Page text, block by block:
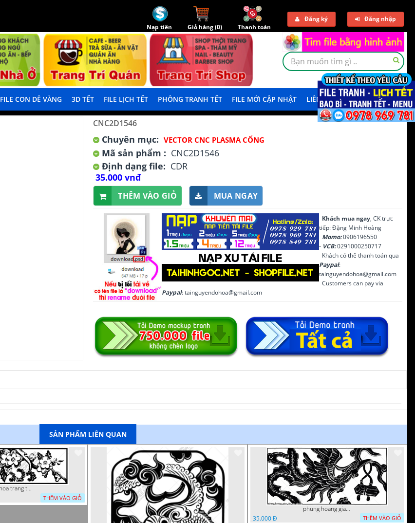
Nạp tiền Giỏ hàng (0) Thanh toán
Đăng ký Đăng nhập
FILE CON DÊ VÀNG 3D TẾT FILE LỊCH TẾT PHÔNG TRANH TẾT FILE MỚI CẬP NHẬT LIÊN HỆ TẢI DEMO
CNC2D1546
Chuyên mục: VECTOR CNC PLASMA CỔNG
Mã sản phẩm : CNC2D1546
Định dạng file: CDR
35.000 vnđ
THÊM VÀO GIỎ MUA NGAY
Khách mua ngay, CK trực
tiếp: Đặng Minh Hoàng
Momo:0906196550
- VCB:0291000250717
Khách có thể thanh toán qua
Paypal:
tainguyendohoa@gmail.com
Customers can pay via
Paypal: tainguyendohoa@gmail.com
SẢN PHẨM LIÊN QUAN
tranh hoa trang tri dep mat
THÊM VÀO GIỎ
phung hoang giao thu cnc
35.000 Đ
THÊM VÀO GIỎ